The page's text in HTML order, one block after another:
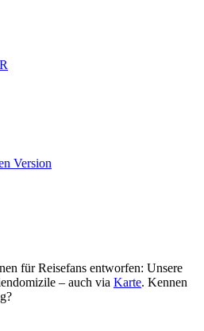
Version
für Rei­sefans ent­worfen: Unsere
– auch via Karte. Kennen